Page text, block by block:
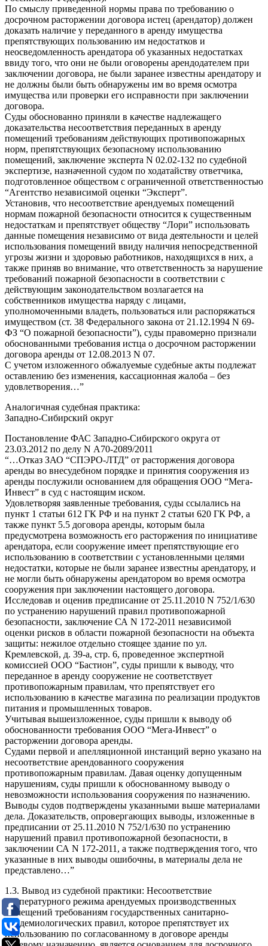
По смыслу приведенной нормы права по требованию о
досрочном расторжении договора истец (арендатор) должен
доказать наличие у переданного в аренду имущества
препятствующих пользованию им недостатков и
неосведомленность арендатора об указанных недостатках
ввиду того, что они не были оговорены арендодателем при
заключении договора, не были заранее известны арендатору и
не должны были быть обнаружены им во время осмотра
имущества или проверки его исправности при заключении
договора.
Суды обоснованно приняли в качестве надлежащего
доказательства несоответствия переданных в аренду
помещений требованиям действующих противопожарных
норм, препятствующих безопасному использованию
помещений, заключение эксперта N 02.02-132 по судебной
экспертизе, назначенной судом по ходатайству ответчика,
подготовленное обществом с ограниченной ответственностью
“Агентство независимой оценки “Эксперт”.
Установив, что несоответствие арендуемых помещений
нормам пожарной безопасности относится к существенным
недостаткам и препятствует обществу “Лори” использовать
данные помещения независимо от вида деятельности и целей
использования помещений ввиду наличия непосредственной
угрозы жизни и здоровью работников, находящихся в них, а
также приняв во внимание, что ответственность за нарушение
требований пожарной безопасности в соответствии с
действующим законодательством возлагается на
собственников имущества наряду с лицами,
уполномоченными владеть, пользоваться или распоряжаться
имуществом (ст. 38 Федерального закона от 21.12.1994 N 69-
ФЗ “О пожарной безопасности”), суды правомерно признали
обоснованными требования истца о досрочном расторжении
договора аренды от 12.08.2013 N 07.
С учетом изложенного обжалуемые судебные акты подлежат
оставлению без изменения, кассационная жалоба – без
удовлетворения…”
Аналогичная судебная практика:
Западно-Сибирский округ
Постановление ФАС Западно-Сибирского округа от
23.03.2012 по делу N А70-2089/2011
“…Отказ ЗАО “СПЭРО-ЛТД” от расторжения договора
аренды во внесудебном порядке и принятия сооружения из
аренды послужили основанием для обращения ООО “Мега-
Инвест” в суд с настоящим иском.
Удовлетворяя заявленные требования, суды ссылались на
пункт 1 статьи 612 ГК РФ и на пункт 2 статьи 620 ГК РФ, а
также пункт 5.5 договора аренды, которым была
предусмотрена возможность его расторжения по инициативе
арендатора, если сооружение имеет препятствующие его
использованию в соответствии с установленными целями
недостатки, которые не были заранее известны арендатору, и
не могли быть обнаружены арендатором во время осмотра
сооружения при заключении настоящего договора.
Исследовав и оценив предписание от 25.11.2010 N 752/1/630
по устранению нарушений правил противопожарной
безопасности, заключение СА N 172-2011 независимой
оценки рисков в области пожарной безопасности на объекта
защиты: нежилое отдельно стоящее здание по ул.
Кремлевской, д. 39-а, стр. 6, проведенное экспертной
комиссией ООО “Бастион”, суды пришли к выводу, что
переданное в аренду сооружение не соответствует
противопожарным правилам, что препятствует его
использованию в качестве магазина по реализации продуктов
питания и промышленных товаров.
Учитывая вышеизложенное, суды пришли к выводу об
обоснованности требования ООО “Мега-Инвест” о
расторжении договора аренды.
Судами первой и апелляционной инстанций верно указано на
несоответствие арендованного сооружения
противопожарным правилам. Давая оценку допущенным
нарушениям, суды пришли к обоснованному выводу о
невозможности использования сооружения по назначению.
Выводы судов подтверждены указанными выше материалами
дела. Доказательств, опровергающих выводы, изложенные в
предписании от 25.11.2010 N 752/1/630 по устранению
нарушений правил противопожарной безопасности, в
заключении СА N 172-2011, а также подтверждения того, что
указанные в них выводы ошибочны, в материалы дела не
представлено…”
1.3. Вывод из судебной практики: Несоответствие
температурного режима арендуемых производственных
помещений требованиям государственных санитарно-
эпидемиологических правил, которое препятствует их
использованию по согласованному в договоре аренды